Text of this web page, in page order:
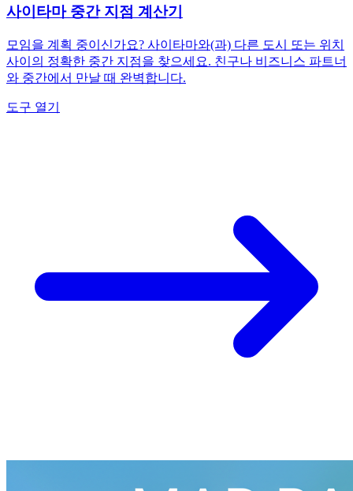
사이타마 중간 지점 계산기
모임을 계획 중이신가요? 사이타마와(과) 다른 도시 또는 위치
사이의 정확한 중간 지점을 찾으세요. 친구나 비즈니스 파트너
와 중간에서 만날 때 완벽합니다.
도구 열기